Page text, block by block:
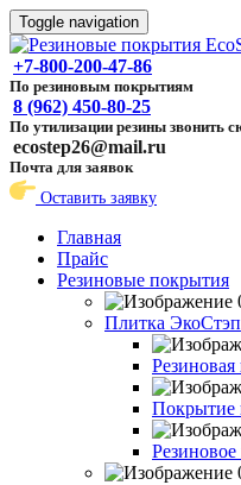
Toggle navigation
+7-800-200-47-86
По резиновым покрытиям
8 (962) 450-80-25
По утилизации резины звонить
ecostep26@mail.ru
Почта для заявок
Оставить заявку
Главная
Прайс
Резиновые покрытия
Плитка ЭкоСтэп
Резиновая
Покрытие